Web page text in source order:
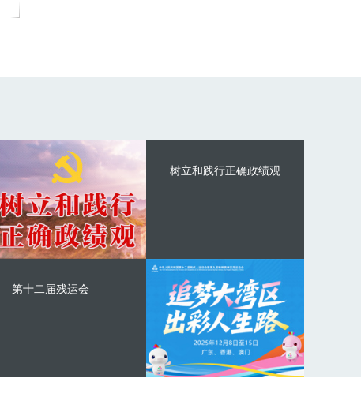
树立和践行正确政绩观
第十二届残运会